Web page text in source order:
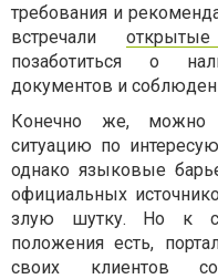
требования и
встречали
позаботиться о
документов и
Конечно же, можно
ситуацию по
однако языковые
официальных
злую шутку. Но к
положения есть,
своих клиентов